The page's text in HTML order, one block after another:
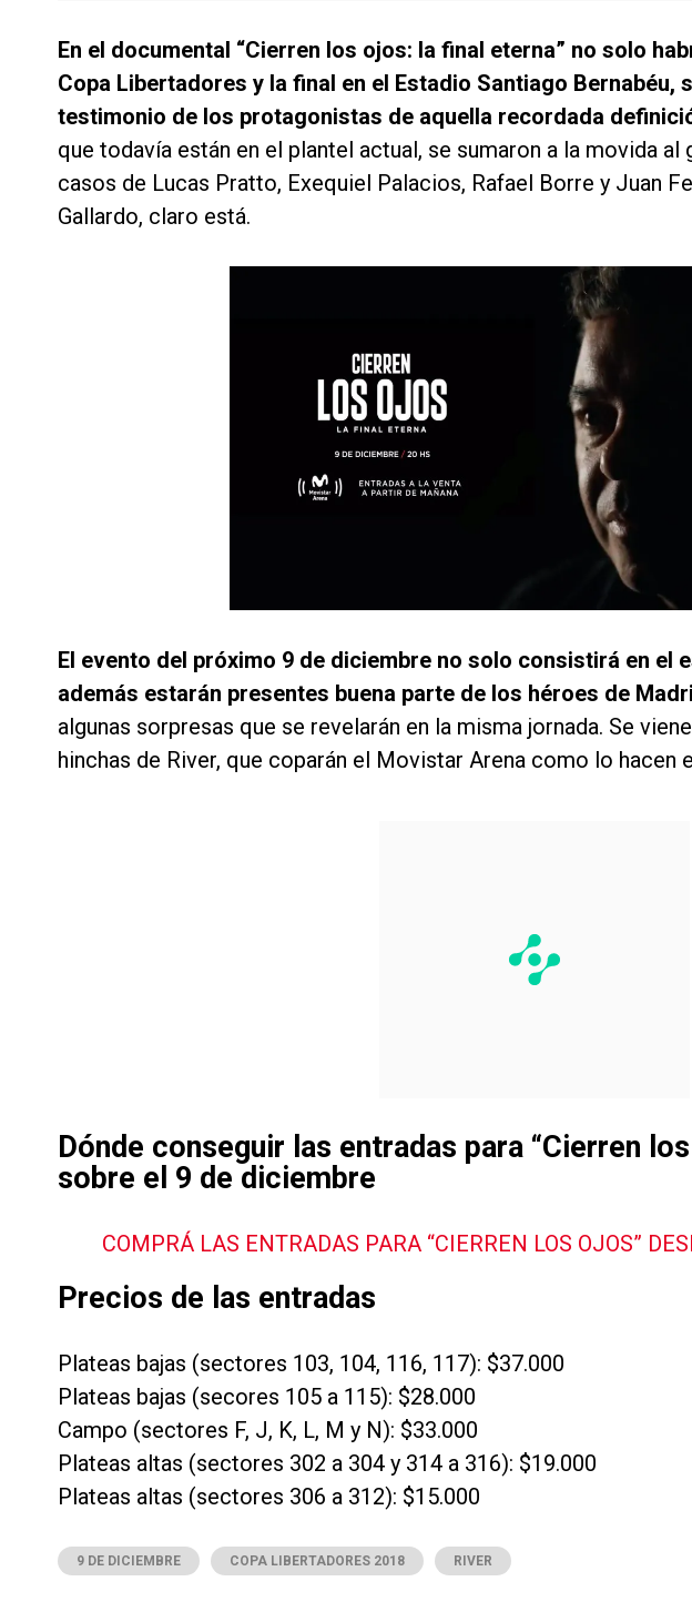
En el documental “Cierren los ojos: la final eterna” no solo
Copa Libertadores y la final en el Estadio Santiago Bernabéu,
testimonio de los protagonistas de aquella recordada
que todavía están en el plantel actual, se sumaron a la movida
casos de Lucas Pratto, Exequiel Palacios, Rafael Borre y Juan
Gallardo, claro está.
El evento del próximo 9 de diciembre no solo consistirá en el
además estarán presentes buena parte de los héroes de
algunas sorpresas que se revelarán en la misma jornada. Se
hinchas de River, que coparán el Movistar Arena como lo hacen
Dónde conseguir las entradas para “Cierren
sobre el 9 de diciembre
COMPRÁ LAS ENTRADAS PARA “CIERREN LOS OJOS”
Precios de las entradas
Plateas bajas (sectores 103, 104, 116, 117): $37.000
Plateas bajas (secores 105 a 115): $28.000
Campo (sectores F, J, K, L, M y N): $33.000
Plateas altas (sectores 302 a 304 y 314 a 316): $19.000
Plateas altas (sectores 306 a 312): $15.000
9 DE DICIEMBRE COPA LIBERTADORES 2018 RIVER